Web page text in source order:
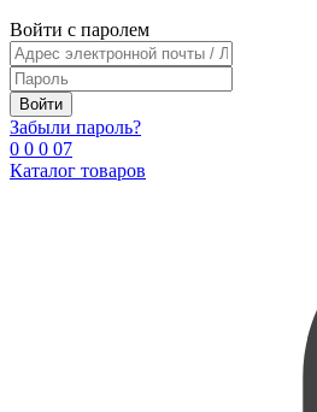
Войти с паролем
Войти
Забыли пароль?
0 0 0 07
Каталог товаров